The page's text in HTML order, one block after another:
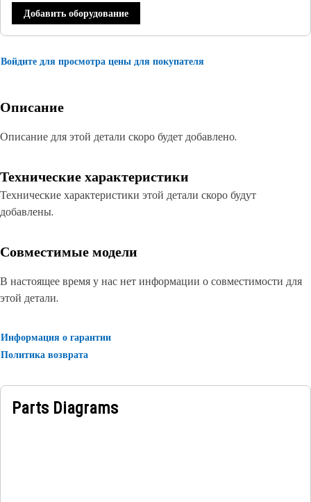
Добавить оборудование
Войдите для просмотра цены для покупателя
Описание
Описание для этой детали скоро будет добавлено.
Технические характеристики
Технические характеристики этой детали скоро будут
добавлены.
Совместимые модели
В настоящее время у нас нет информации о совместимости для
этой детали.
Информация о гарантии
Политика возврата
Parts Diagrams